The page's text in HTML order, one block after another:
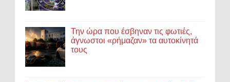
Την ώρα που έσβηναν τις φωτιές,
άγνωστοι «ρήμαζαν» τα αυτοκίνητά
τους